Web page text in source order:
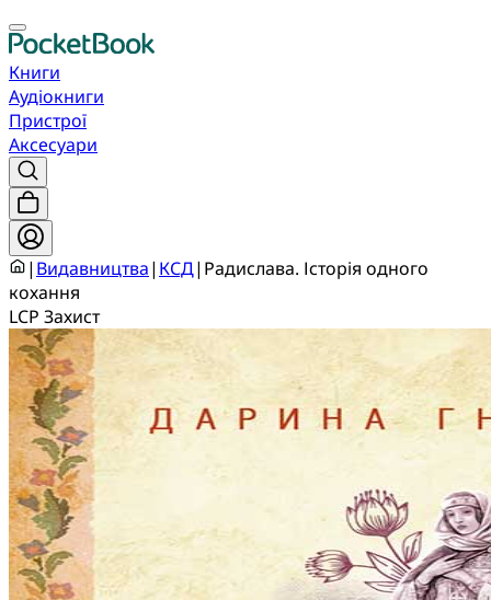
Книги
Аудіокниги
Пристрої
Аксесуари
| Видавництва| КСД| Радислава. Історія одного
кохання
LCP Захист